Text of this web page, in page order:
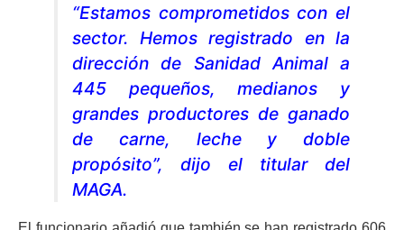
“Estamos comprometidos con el
sector. Hemos registrado en la
dirección de Sanidad Animal a
445 pequeños, medianos y
grandes productores de ganado
de carne, leche y doble
propósito”, dijo el titular del
MAGA.